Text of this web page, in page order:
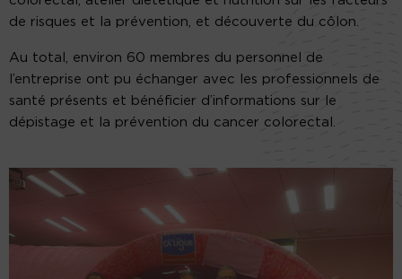
de risques et la prévention, et découverte du côlon.
Au total, environ 60 membres du personnel de
l’entreprise ont pu échanger avec les professionnels de
santé présents et bénéficier d’informations sur le
dépistage et la prévention du cancer colorectal.